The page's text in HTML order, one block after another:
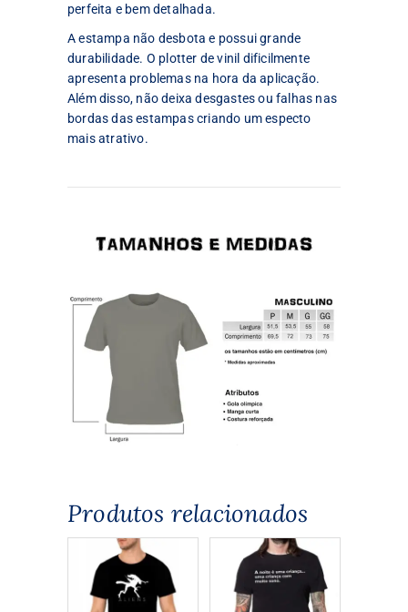
perfeita e bem detalhada.
A estampa não desbota e possui grande
durabilidade. O plotter de vinil dificilmente
apresenta problemas na hora da aplicação.
Além disso, não deixa desgastes ou falhas nas
bordas das estampas criando um especto
mais atrativo.
Produtos relacionados